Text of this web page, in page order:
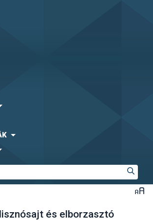
és elborzasztó